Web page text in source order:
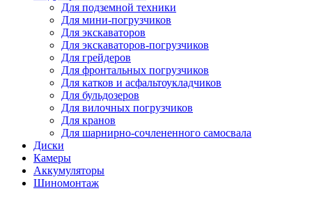
Для подземной техники
Для мини-погрузчиков
Для экскаваторов
Для экскаваторов-погрузчиков
Для грейдеров
Для фронтальных погрузчиков
Для катков и асфальтоукладчиков
Для бульдозеров
Для вилочных погрузчиков
Для кранов
Для шарнирно-сочлененного самосвала
Диски
Камеры
Аккумуляторы
Шиномонтаж